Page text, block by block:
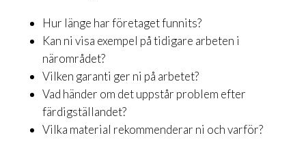
Hur länge har företaget funnits?
Kan ni visa exempel på tidigare arbeten i
närområdet?
Vilken garanti ger ni på arbetet?
Vad händer om det uppstår problem efter
färdigställandet?
Vilka material rekommenderar ni och varför?